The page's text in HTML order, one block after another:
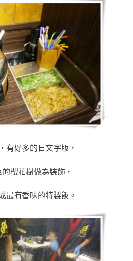
有好多的日文字版，
櫻花樹做為裝飾，
最有香味的特製飯。